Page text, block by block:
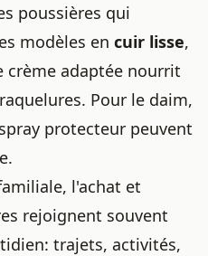
poussières qui
modèles en cuir lisse,
crème adaptée nourrit
Pour le daim,
protecteur peuvent
l'achat et
rejoignent souvent
trajets, activités,